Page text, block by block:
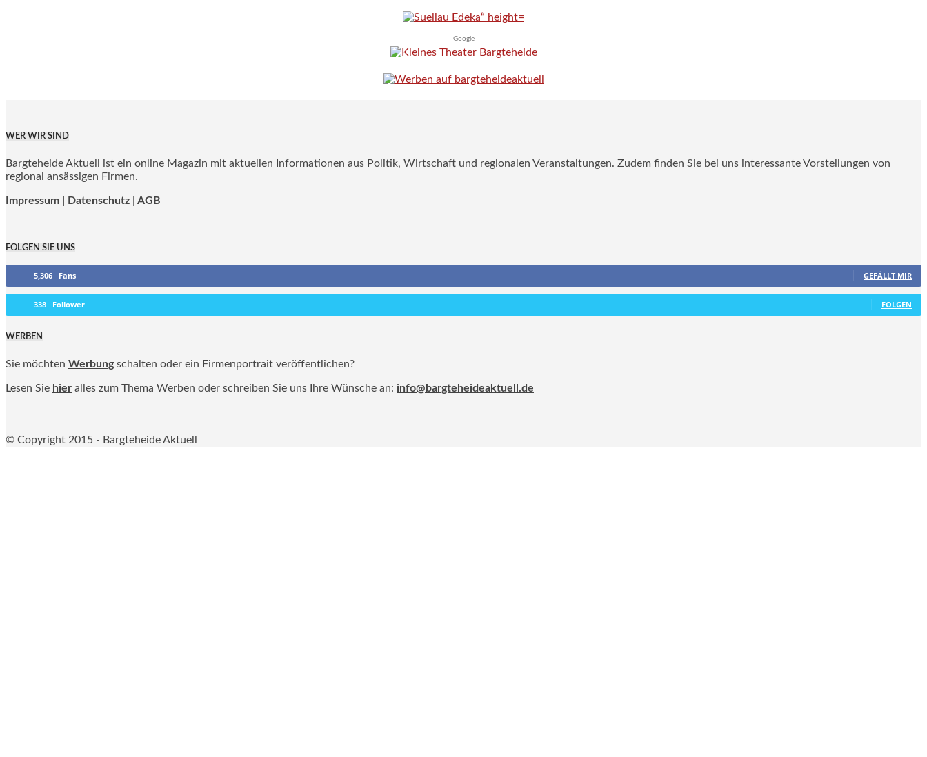
Google
WER WIR SIND
Bargteheide Aktuell ist ein online Magazin mit aktuellen Informationen aus Politik, Wirtschaft und regionalen Veranstaltungen. Zudem finden Sie bei uns interessante Vorstellungen von
regional ansässigen Firmen.
Impressum Datenschutz | AGB
FOLGEN SIE UNS
5,306 Fans GEFÄLLT MIR
338 Follower FOLGEN
WERBEN
Sie möchten Werbung schalten oder ein Firmenportrait veröffentlichen?
Lesen Sie hier alles zum Thema Werben oder schreiben Sie uns Ihre Wünsche an: info@bargteheideaktuell.de
© Copyright 2015 - Bargteheide Aktuell